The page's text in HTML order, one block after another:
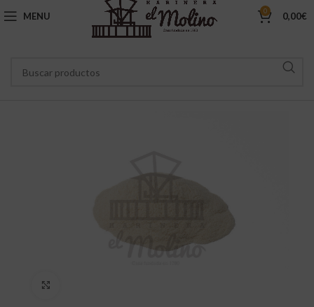
MENU 0 0,00€